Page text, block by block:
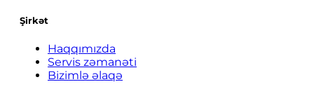
Şirkət
Haqqımızda
Servis zəmanəti
Bizimlə əlaqə